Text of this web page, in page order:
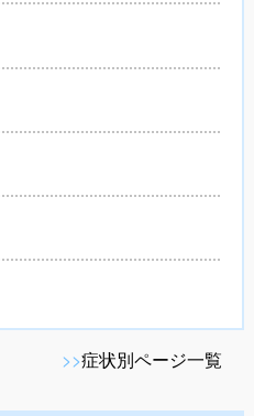
>>症状別ページ一覧